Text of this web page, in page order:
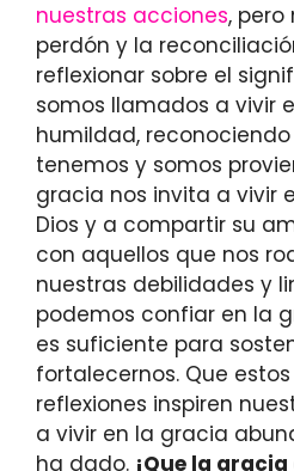
nuestras acciones, pero
perdón y la
reflexionar sobre el
somos llamados a vivir
humildad,
tenemos y somos
gracia nos invita a vivir
Dios y a compartir su
con aquellos que nos
nuestras debilidades y
podemos confiar en la
es suficiente para
fortalecernos. Que
reflexiones inspiren
a vivir en la gracia
ha dado. ¡Que la